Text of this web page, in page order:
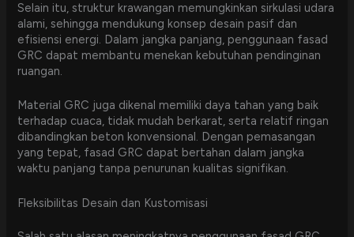
Selain itu, struktur krawangan memungkinkan sirkulasi udara
alami, sehingga mendukung konsep desain pasif dan
efisiensi energi. Dalam jangka panjang, penggunaan fasad
GRC dapat membantu menekan kebutuhan pendinginan
ruangan.
Material GRC juga dikenal memiliki daya tahan yang baik
terhadap cuaca, tidak mudah berkarat, serta relatif ringan
dibandingkan beton konvensional. Dengan pemasangan
yang tepat, fasad GRC dapat bertahan dalam jangka
waktu panjang tanpa penurunan kualitas signifikan.
Fleksibilitas Desain dan Kustomisasi